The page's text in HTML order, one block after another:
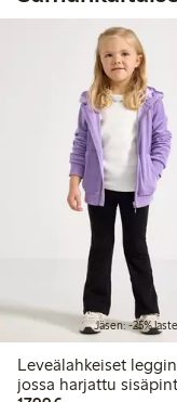
Jäsen: -25%
Leveälahkeiset
jossa harjattu